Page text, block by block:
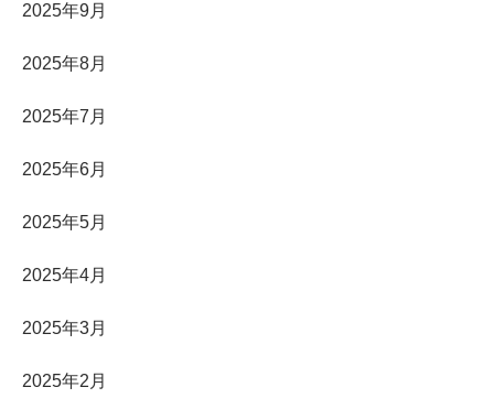
2025年9月
2025年8月
2025年7月
2025年6月
2025年5月
2025年4月
2025年3月
2025年2月